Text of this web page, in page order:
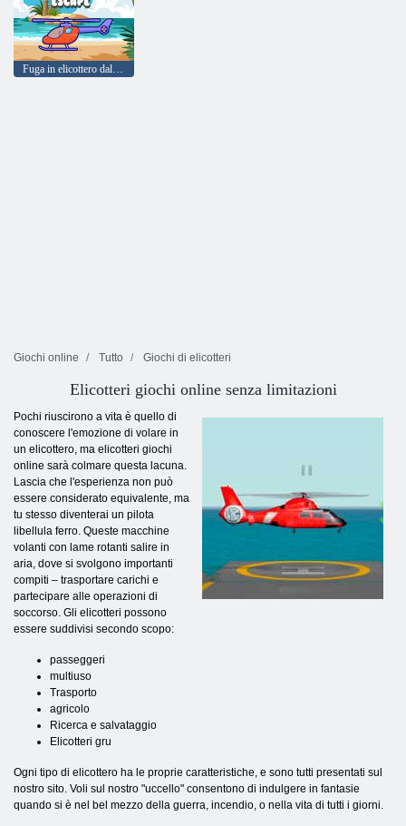
Giochi online Tutto Giochi di elicotteri
Elicotteri giochi online senza limitazioni
Pochi riuscirono a vita è quello di
conoscere l'emozione di volare in
un elicottero, ma elicotteri giochi
online sarà colmare questa lacuna.
Lascia che l'esperienza non può
essere considerato equivalente, ma
tu stesso diventerai un pilota
libellula ferro. Queste macchine
volanti con lame rotanti salire in
aria, dove si svolgono importanti
compiti – trasportare carichi e
partecipare alle operazioni di
soccorso. Gli elicotteri possono
essere suddivisi secondo scopo:
passeggeri
multiuso
Trasporto
agricolo
Ricerca e salvataggio
Elicotteri gru
Ogni tipo di elicottero ha le proprie caratteristiche, e sono tutti presentati sul
nostro sito. Voli sul nostro "uccello" consentono di indulgere in fantasie
quando si è nel bel mezzo della guerra, incendio, o nella vita di tutti i giorni.